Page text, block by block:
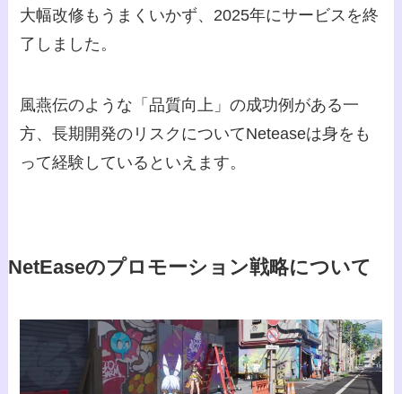
大幅改修もうまくいかず、2025年にサービスを終
了しました。
風燕伝のような「品質向上」の成功例がある一
方、長期開発のリスクについてNeteaseは身をも
って経験しているといえます。
NetEaseのプロモーション戦略について